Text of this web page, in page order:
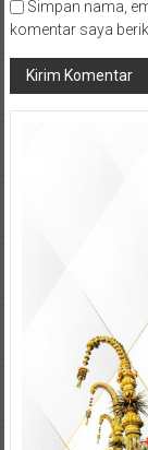
Simpan nama,
komentar saya